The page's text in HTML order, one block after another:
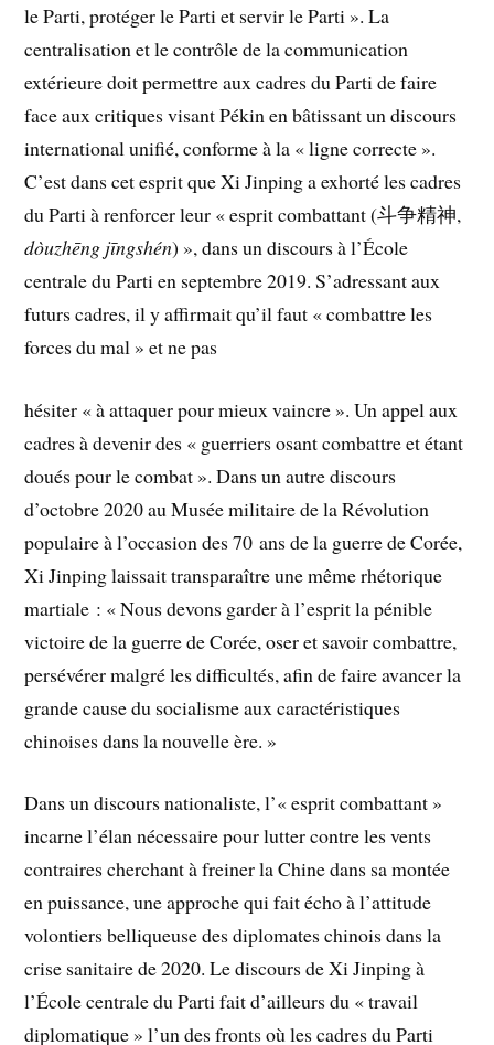
le Parti, protéger le Parti et servir le Parti ». La
centralisation et le contrôle de la communication
extérieure doit permettre aux cadres du Parti de faire
face aux critiques visant Pékin en bâtissant un discours
international unifié, conforme à la « ligne correcte ».
C’est dans cet esprit que Xi Jinping a exhorté les cadres
du Parti à renforcer leur « esprit combattant (斗争精神,
dòuzhēng jīngshén) », dans un discours à l’École
centrale du Parti en septembre 2019. S’adressant aux
futurs cadres, il y affirmait qu’il faut « combattre les
forces du mal » et ne pas
hésiter « à attaquer pour mieux vaincre ». Un appel aux
cadres à devenir des « guerriers osant combattre et étant
doués pour le combat ». Dans un autre discours
d’octobre 2020 au Musée militaire de la Révolution
populaire à l’occasion des 70 ans de la guerre de Corée,
Xi Jinping laissait transparaître une même rhétorique
martiale : « Nous devons garder à l’esprit la pénible
victoire de la guerre de Corée, oser et savoir combattre,
persévérer malgré les difficultés, afin de faire avancer la
grande cause du socialisme aux caractéristiques
chinoises dans la nouvelle ère. »
Dans un discours nationaliste, l’« esprit combattant »
incarne l’élan nécessaire pour lutter contre les vents
contraires cherchant à freiner la Chine dans sa montée
en puissance, une approche qui fait écho à l’attitude
volontiers belliqueuse des diplomates chinois dans la
crise sanitaire de 2020. Le discours de Xi Jinping à
l’École centrale du Parti fait d’ailleurs du « travail
diplomatique » l’un des fronts où les cadres du Parti